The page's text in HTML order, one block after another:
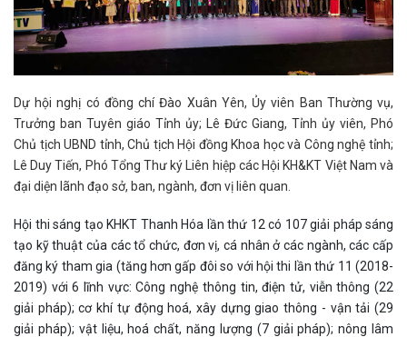
Dự hội nghị có đồng chí Đào Xuân Yên, Ủy viên Ban Thường vụ,
Trưởng ban Tuyên giáo Tỉnh ủy; Lê Đức Giang, Tỉnh ủy viên, Phó
Chủ tịch UBND tỉnh, Chủ tịch Hội đồng Khoa học và Công nghệ tỉnh;
Lê Duy Tiến, Phó Tổng Thư ký Liên hiệp các Hội KH&KT Việt Nam và
đại diện lãnh đạo sở, ban, ngành, đơn vị liên quan.
Hội thi sáng tạo KHKT Thanh Hóa lần thứ 12 có 107 giải pháp sáng
tạo kỹ thuật của các tổ chức, đơn vị, cá nhân ở các ngành, các cấp
đăng ký tham gia (tăng hơn gấp đôi so với hội thi lần thứ 11 (2018-
2019) với 6 lĩnh vực: Công nghệ thông tin, điện tử, viễn thông (22
giải pháp); cơ khí tự động hoá, xây dựng giao thông - vận tải (29
giải pháp); vật liệu, hoá chất, năng lượng (7 giải pháp); nông lâm